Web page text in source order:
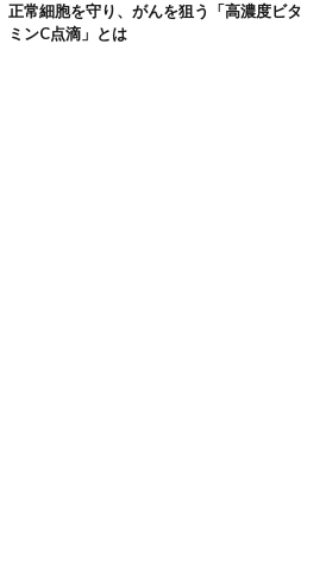
正常細胞を守り、がんを狙う「高濃度ビタ
ミンC点滴」とは